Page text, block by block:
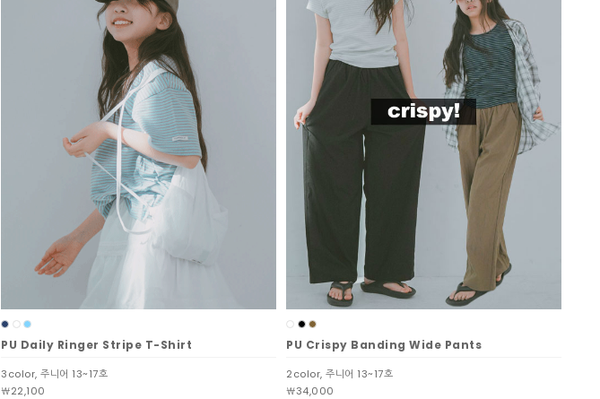
PU Daily Ringer Stripe T-Shirt
3color, 주니어 13~17호
￦22,100
PU Crispy Banding Wide Pants
2color, 주니어 13~17호
￦34,000